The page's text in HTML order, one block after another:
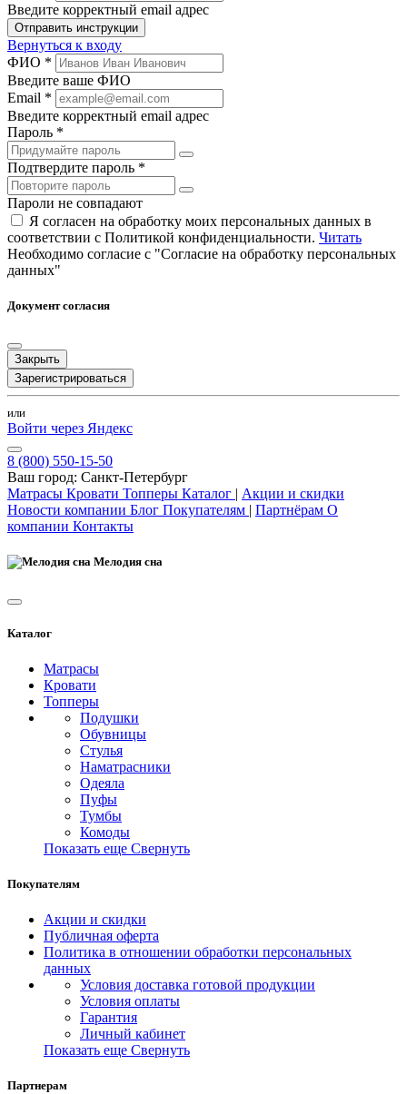
Введите корректный email адрес
Отправить инструкции
Вернуться к входу
ФИО *
Введите ваше ФИО
Email *
Введите корректный email адрес
Пароль *
Подтвердите пароль *
Пароли не совпадают
Я согласен на обработку моих персональных данных в
соответствии с Политикой конфиденциальности. Читать
Необходимо согласие с "Согласие на обработку персональных
данных"
Документ согласия
Закрыть
Зарегистрироваться
или
Войти через Яндекс
8 (800) 550-15-50
Ваш город: Санкт-Петербург
Матрасы Кровати Топперы Каталог | Акции и скидки
Новости компании Блог Покупателям | Партнёрам О
компании Контакты
Мелодия сна
Каталог
Матрасы
Кровати
Топперы
Подушки
Обувницы
Стулья
Наматрасники
Одеяла
Пуфы
Тумбы
Комоды
Показать еще Свернуть
Покупателям
Акции и скидки
Публичная оферта
Политика в отношении обработки персональных
данных
Условия доставка готовой продукции
Условия оплаты
Гарантия
Личный кабинет
Показать еще Свернуть
Партнерам